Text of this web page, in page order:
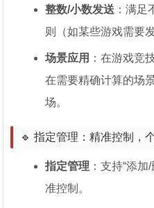
整数/小数发送 ：满
则（如某些游戏需要
场景应用 ：在游戏竞
在需要精确计算的场
场。
🔹 指定管理：精准控制，
指定管理 ：支持“添
准控制。